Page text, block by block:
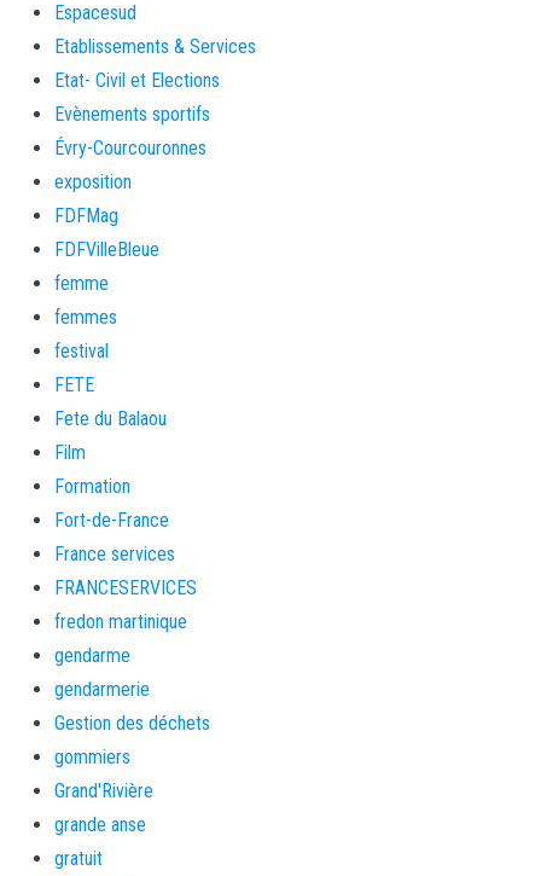
Espacesud
Etablissements & Services
Etat- Civil et Elections
Evènements sportifs
Évry-Courcouronnes
exposition
FDFMag
FDFVilleBleue
femme
femmes
festival
FETE
Fete du Balaou
Film
Formation
Fort-de-France
France services
FRANCESERVICES
fredon martinique
gendarme
gendarmerie
Gestion des déchets
gommiers
Grand'Rivière
grande anse
gratuit